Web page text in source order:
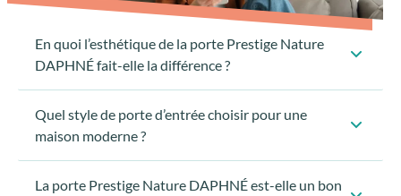
En quoi l’esthétique de la porte Prestige Nature
DAPHNÉ fait-elle la différence ?
Quel style de porte d’entrée choisir pour une
maison moderne ?
La porte Prestige Nature DAPHNÉ est-elle un bon